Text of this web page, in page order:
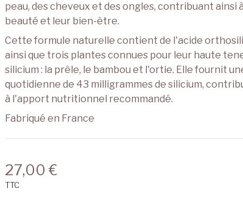
peau, des cheveux et des ongles, contribuant ainsi
beauté et leur bien-être.
Cette formule naturelle contient de l'acide
ainsi que trois plantes connues pour leur haute
silicium : la prêle, le bambou et l'ortie. Elle fournit
quotidienne de 43 milligrammes de silicium,
à l'apport nutritionnel recommandé.
Fabriqué en France
27,00 €
TTC